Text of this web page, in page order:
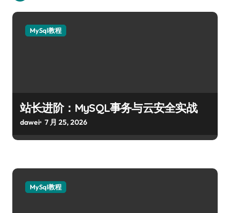
MySql教程
站长进阶：MySQL事务与云安全实战
dawei 7 月 25, 2026
MySql教程